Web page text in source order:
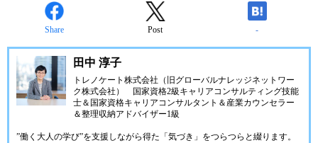
Share Post -
田中 淳子
トレノケート株式会社（旧グローバルナレッジネットワー
ク株式会社）
国家資格2級キャリアコンサルティング技能
士＆国家資格キャリアコンサルタント＆産業カウンセラー
＆整理収納アドバイザー1級
”働く大人の学び”を支援しながら得た「気づき」をつらつらと綴ります。